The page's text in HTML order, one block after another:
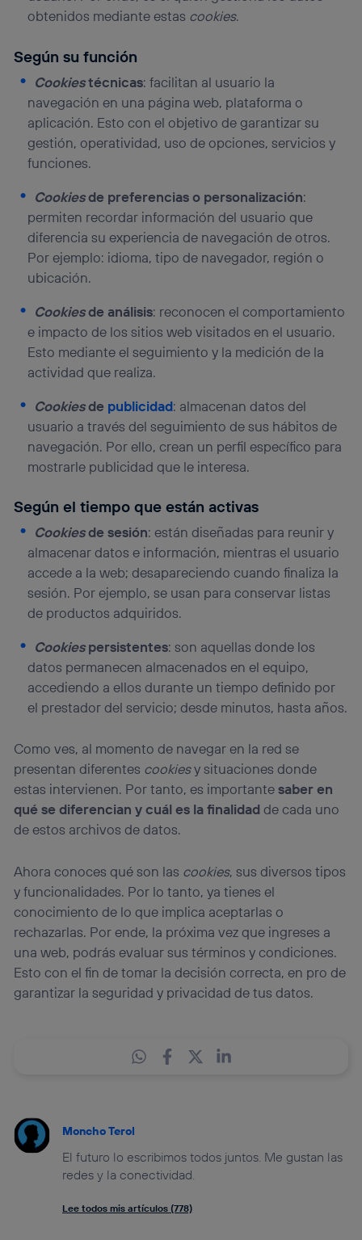
obtenidos mediante estas cookies.
Según su función
Cookiestécnicas: facilitan al usuario la
navegación en una página web, plataforma o
aplicación. Esto con el objetivo de garantizar su
gestión, operatividad, uso de opciones, servicios y
funciones.
Cookiesde preferencias o personalización:
permiten recordar información del usuario que
diferencia su experiencia de navegación de otros.
Por ejemplo: idioma, tipo de navegador, región o
ubicación.
Cookiesde análisis: reconocen el comportamiento
e impacto de los sitios web visitados en el usuario.
Esto mediante el seguimiento y la medición de la
actividad que realiza.
Cookiesde publicidad: almacenan datos del
usuario a través del seguimiento de sus hábitos de
navegación. Por ello, crean un perfil específico para
mostrarle publicidad que le interesa.
Según el tiempo que están activas
Cookiesde sesión: están diseñadas para reunir y
almacenar datos e información, mientras el usuario
accede a la web; desapareciendo cuando finaliza la
sesión. Por ejemplo, se usan para conservar listas
de productos adquiridos.
Cookiespersistentes: son aquellas donde los
datos permanecen almacenados en el equipo,
accediendo a ellos durante un tiempo definido por
el prestador del servicio; desde minutos, hasta años.
Como ves, al momento de navegar en la red se
presentan diferentes cookiesy situaciones donde
estas intervienen. Por tanto, es importantesaber en
qué se diferencian y cuál es la finalidadde cada uno
de estos archivos de datos.
Ahora conoces qué son las cookies, sus diversos tipos
y funcionalidades. Por lo tanto, ya tienes el
conocimiento de lo que implica aceptarlas o
rechazarlas. Por ende, la próxima vez que ingreses a
una web, podrás evaluar sus términos y condiciones.
Esto con el fin de tomar la decisión correcta, en pro de
garantizar la seguridad y privacidad de tus datos.
Moncho Terol
El futuro lo escribimos todos juntos. Me gustan las
redes y la conectividad.
Lee todos mis artículos (778)